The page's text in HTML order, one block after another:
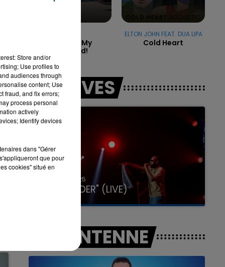
7h00 - 11h00
LA TEAM DE L'ÉTÉ
Where Is My
Husband!
ELTON JOHN FEAT. DUA LIPA
Cold Heart
LES LIVES
31 janvier 2025
GIMS "SPIDER" (LIVE)
A L'ANTENNE
Store and/or
Use profiles to
audiences through
content; Use
fraud, and fix errors;
process personal
actively
Identify devices
dans "Gérer
que pour
cookies" situé en